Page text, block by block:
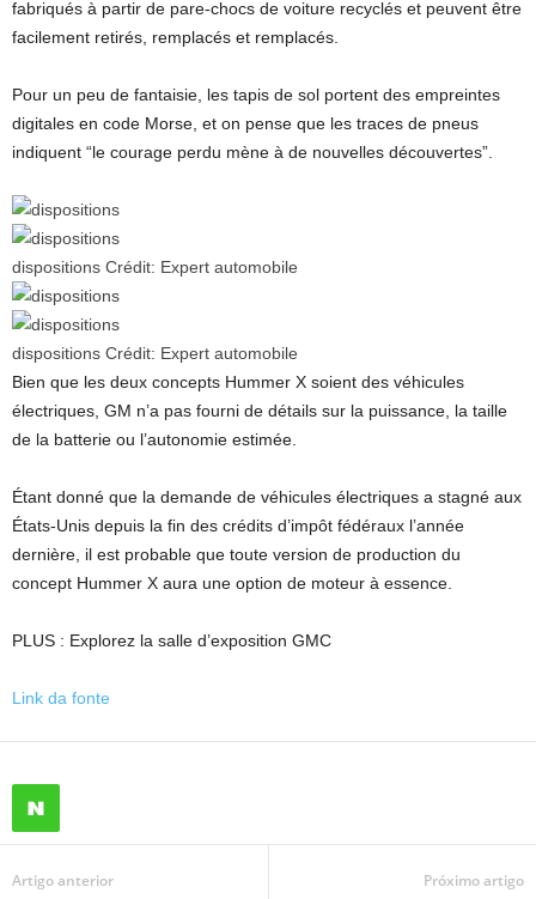
fabriqués à partir de pare-chocs de voiture recyclés et peuvent être
facilement retirés, remplacés et remplacés.
Pour un peu de fantaisie, les tapis de sol portent des empreintes
digitales en code Morse, et on pense que les traces de pneus
indiquent “le courage perdu mène à de nouvelles découvertes”.
dispositions Crédit: Expert automobile
dispositions Crédit: Expert automobile
Bien que les deux concepts Hummer X soient des véhicules
électriques, GM n’a pas fourni de détails sur la puissance, la taille
de la batterie ou l’autonomie estimée.
Étant donné que la demande de véhicules électriques a stagné aux
États-Unis depuis la fin des crédits d’impôt fédéraux l’année
dernière, il est probable que toute version de production du
concept Hummer X aura une option de moteur à essence.
PLUS : Explorez la salle d’exposition GMC
Link da fonte
Artigo anterior Próximo artigo